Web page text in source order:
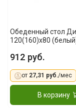
Обеденный стол
120(160)x80
912 руб.
от 27,31 руб./мес
В корзину